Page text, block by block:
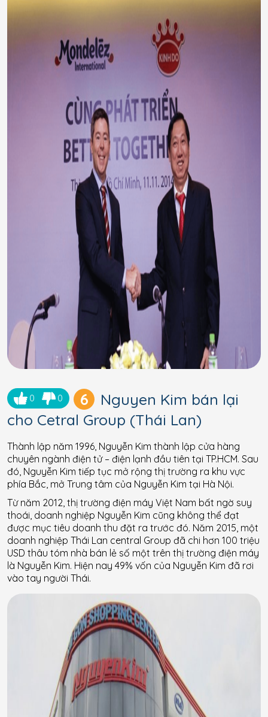
0 0 6
Nguyen Kim bán lại
cho Cetral Group (Thái Lan)
Thành lập năm 1996, Nguyễn Kim thành lập cửa hàng
chuyên ngành điện tử – điện lạnh đầu tiên tại TP.HCM. Sau
đó, Nguyễn Kim tiếp tục mở rộng thị trường ra khu vực
phía Bắc, mở Trung tâm của Nguyễn Kim tại Hà Nội.
Từ năm 2012, thị trường điện máy Việt Nam bất ngờ suy
thoái, doanh nghiệp Nguyễn Kim cũng không thể đạt
được mục tiêu doanh thu đặt ra trước đó. Năm 2015, một
doanh nghiệp Thái Lan central Group đã chi hơn 100 triệu
USD thâu tóm nhà bán lẻ số một trên thị trường điện máy
là Nguyễn Kim. Hiện nay 49% vốn của Nguyễn Kim đã rơi
vào tay người Thái.